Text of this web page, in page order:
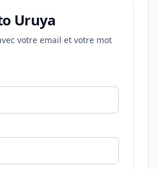
Uruya
votre email et votre mot